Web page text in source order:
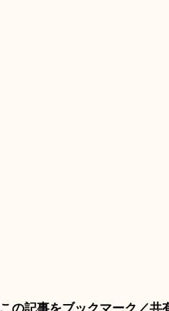
この記事をブックマーク／共